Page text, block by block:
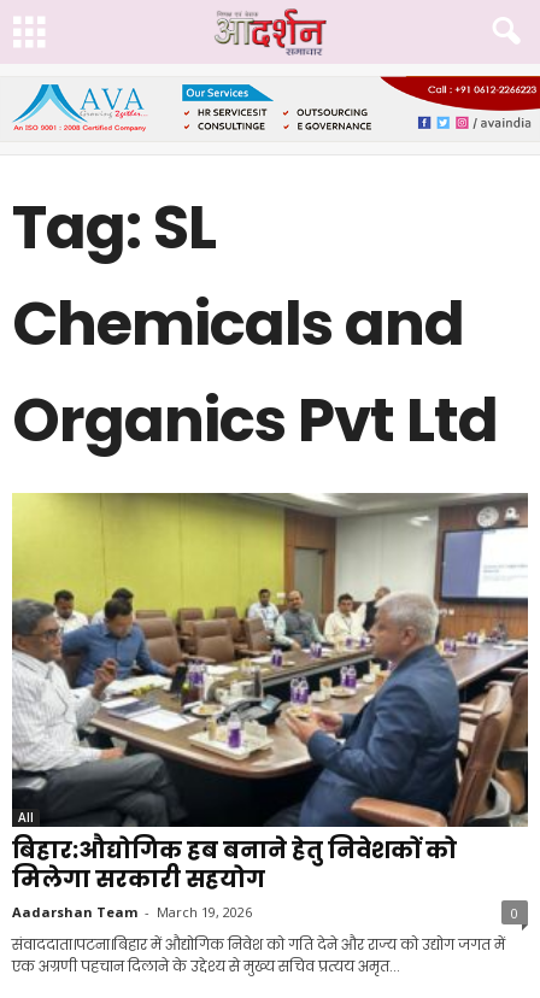
Tag: SL
Chemicals and
Organics Pvt Ltd
All
बिहार:औद्योगिक हब बनाने हेतु निवेशकों को
मिलेगा सरकारी सहयोग
Aadarshan Team - March 19, 2026 0
संवाददाता।पटना।बिहार में औद्योगिक निवेश को गति देने और राज्य को उद्योग जगत में
एक अग्रणी पहचान दिलाने के उद्देश्य से मुख्य सचिव प्रत्यय अमृत...